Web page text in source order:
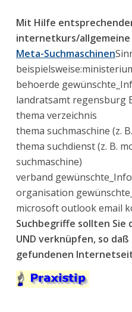
Mit Hilfe
internetkurs/allgemeine
Meta-Suchmaschinen
behoerde
landratsamt regensburg
thema verzeichnis
thema suchmaschine (z.
thema suchdienst (z. B.
suchmaschine)
verband
organisation
microsoft outlook email
Suchbegriffe sollten Sie
UND verknüpfen, so
gefundenen